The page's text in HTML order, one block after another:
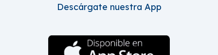
Descárgate nuestra App